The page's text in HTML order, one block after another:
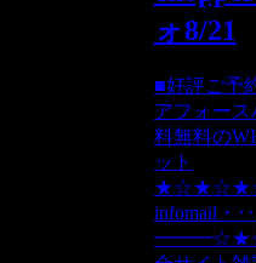
ォ8/21
■好評ご予
アフォー
料無料の
ット
infomail・
━━━☆★☆